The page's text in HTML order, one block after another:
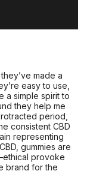
made a
easy to use,
a simple spirit to
they help me
period,
consistent CBD
representing
gummies are
provoke
brand for the